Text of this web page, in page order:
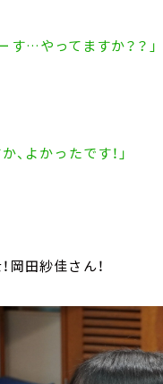
す…やってますか？？」
、よかったです！」
岡田紗佳さん！